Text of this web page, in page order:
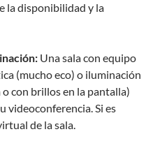
la disponibilidad y la
Una sala con equipo
(mucho eco) o iluminación
con brillos en la pantalla)
videoconferencia. Si es
de la sala.